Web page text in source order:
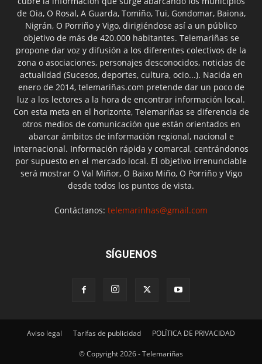
de Oia, O Rosal, A Guarda, Tomiño, Tui, Gondomar, Baiona,
Nigrán, O Porriño y Vigo, dirigiéndose así a un público
objetivo de más de 420.000 habitantes. Telemariñas se
propone dar voz y difusión a los diferentes colectivos de la
zona o asociaciones, personajes desconocidos, noticias de
actualidad (Sucesos, deportes, cultura, ocio...). Nacida en
enero de 2014, telemariñas.com pretende dar un poco de
luz a los lectores a la hora de encontrar información local.
Con esta meta en el horizonte, Telemariñas se diferencia de
otros medios de comunicación que están orientados en
abarcar ámbitos de información regional, nacional e
internacional. Información rápida y comarcal, centrándonos
por supuesto en el mercado local. El objetivo irrenunciable
será mostrar O Val Miñor, O Baixo Miño, O Porriño y Vigo
desde todos los puntos de vista.
Contáctanos: telemarinhas@gmail.com
SÍGUENOS
Aviso legal Tarifas de publicidad POLÍTICA DE PRIVACIDAD
© Copyright 2026 - Telemariñas